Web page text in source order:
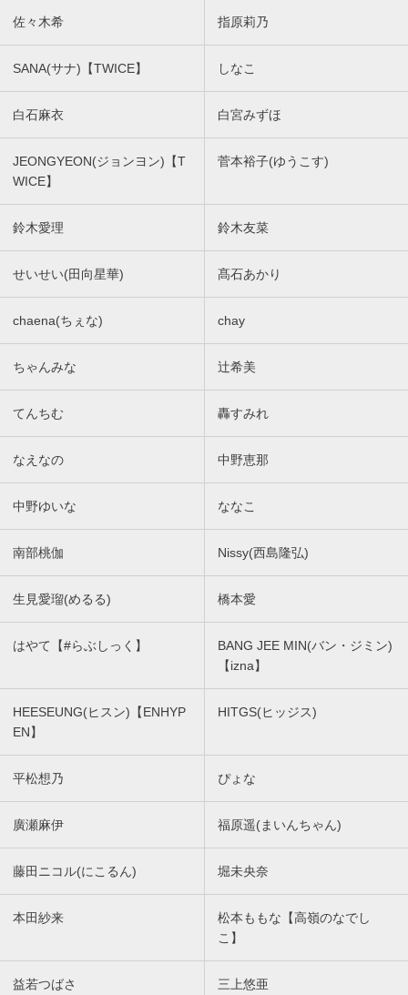
佐々木希 指原莉乃
SANA(サナ)【TWICE】 しなこ
白石麻衣 白宮みずほ
JEONGYEON(ジョンヨン)【T
WICE】
菅本裕子(ゆうこす)
鈴木愛理 鈴木友菜
せいせい(田向星華) 髙石あかり
chaena(ちぇな) chay
ちゃんみな 辻希美
てんちむ 轟すみれ
なえなの 中野恵那
中野ゆいな ななこ
南部桃伽 Nissy(西島隆弘)
生見愛瑠(めるる) 橋本愛
はやて【#らぶしっく】
BANG JEE MIN(バン・ジミン)
【izna】
HEESEUNG(ヒスン)【ENHYP
EN】
HITGS(ヒッジス)
平松想乃 ぴょな
廣瀬麻伊 福原遥(まいんちゃん)
藤田ニコル(にこるん) 堀未央奈
本田紗来
松本ももな【高嶺のなでし
こ】
益若つばさ 三上悠亜